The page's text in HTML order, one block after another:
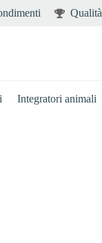
Qualità
Integratori animali